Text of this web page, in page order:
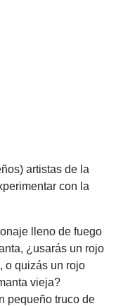
artistas de la
con la
lleno de fuego
¿usarás un rojo
o quizás un rojo
vieja?
pequeño truco de